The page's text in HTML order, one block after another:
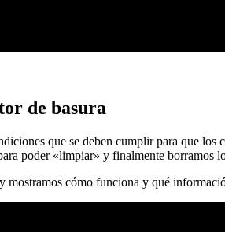
de basura
que se deben cumplir para que
poder «limpiar» y finalmente borramos
cómo funciona y qué